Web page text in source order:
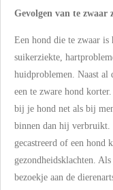
Gevolgen van te zwaar
Een hond die te zwaar is
suikerziekte,
huidproblemen. Naast al
een te zware hond
bij je hond net als bij
binnen dan hij verbruikt.
gecastreerd of een hond
gezondheidsklachten.
bezoekje aan de